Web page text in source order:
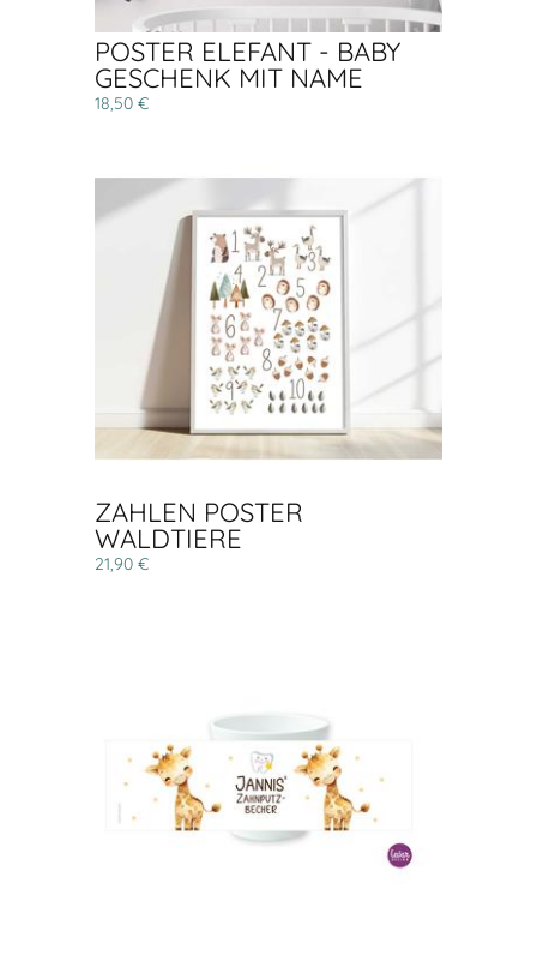
POSTER ELEFANT - BABY
GESCHENK MIT NAME
18,50 €
ZAHLEN POSTER
WALDTIERE
21,90 €